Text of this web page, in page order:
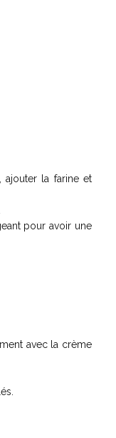
ajouter la farine et
pour avoir une
avec la crème